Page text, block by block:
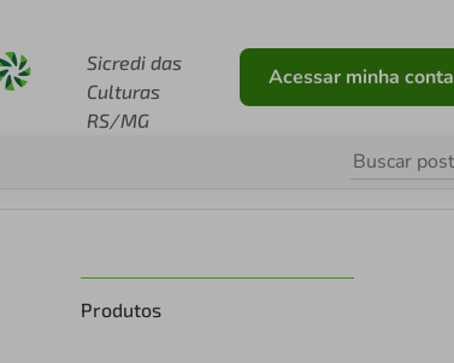
Sicredi das
Culturas
RS/MG
Acessar minha conta
Produtos